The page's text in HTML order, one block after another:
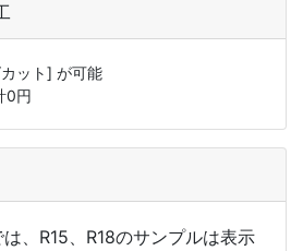
ット] が可能
0円
、R15、R18のサンプルは表示